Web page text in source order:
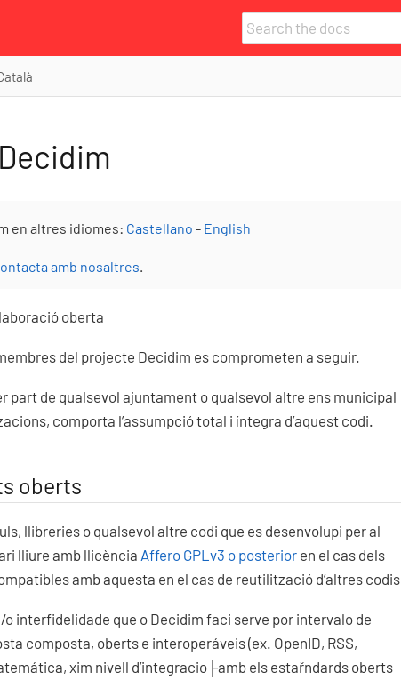
en altres idiomes: Castellano - English
amb nosaltres.
oberta
del projecte Decidim es comprometen a seguir.
part de qualsevol ajuntament o qualsevol altre ens municipal
comporta l’assumpció total i íntegra d’aquest codi.
oberts
llibreries o qualsevol altre codi que es desenvolupi per al
lliure amb llicència Affero GPLv3 o posterior en el cas dels
amb aquesta en el cas de reutilització d’altres codis.
interfidelidade que o Decidim faci serve por intervalo de
composta, oberts e interoperáveis (ex. OpenID, RSS,
xim nivell d’integracio├amb els estařndards oberts